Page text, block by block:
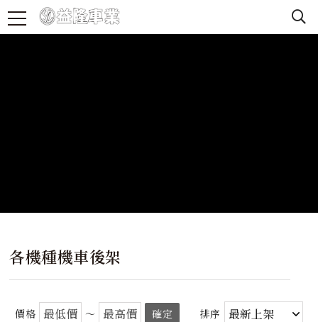
各機種機車後架
價格 ～ 確定 排序